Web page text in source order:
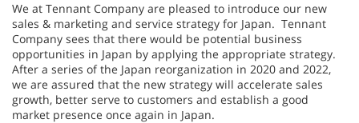
We at Tennant Company are pleased to introduce our new
sales & marketing and service strategy for Japan. Tennant
Company sees that there would be potential business
opportunities in Japan by applying the appropriate strategy.
After a series of the Japan reorganization in 2020 and 2022,
we are assured that the new strategy will accelerate sales
growth, better serve to customers and establish a good
market presence once again in Japan.